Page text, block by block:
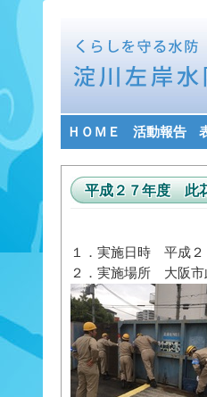
ＨＯＭＥ 活動報告
平成２７年度 此
１．実施日時 平成
２．実施場所 大阪市